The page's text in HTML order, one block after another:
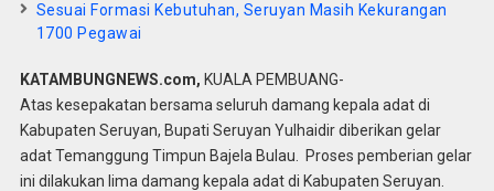
Sesuai Formasi Kebutuhan, Seruyan Masih Kekurangan
1700 Pegawai
KATAMBUNGNEWS.com, KUALA PEMBUANG-
Atas kesepakatan bersama seluruh damang kepala adat di
Kabupaten Seruyan, Bupati Seruyan Yulhaidir diberikan gelar
adat Temanggung Timpun Bajela Bulau. Proses pemberian gelar
ini dilakukan lima damang kepala adat di Kabupaten Seruyan.